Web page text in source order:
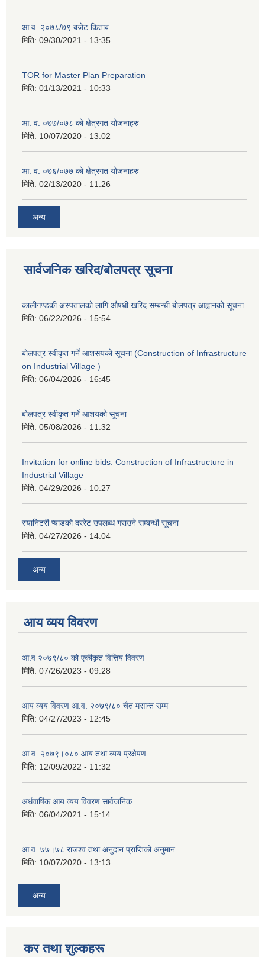
आ.व. २०७८/७९ बजेट किताब
मिति: 09/30/2021 - 13:35
TOR for Master Plan Preparation
मिति: 01/13/2021 - 10:33
आ. व. ०७७/०७८ को क्षेत्रगत योजनाहरु
मिति: 10/07/2020 - 13:02
आ. व. ०७६/०७७ को क्षेत्रगत योजनाहरु
मिति: 02/13/2020 - 11:26
अन्य
सार्वजनिक खरिद/बोलपत्र सूचना
कालीगण्डकी अस्पतालको लागि औषधी खरिद सम्बन्धी बोलपत्र आह्वानको सूचना
मिति: 06/22/2026 - 15:54
बोलपत्र स्वीकृत गर्ने आशसयको सूचना (Construction of Infrastructure
on Industrial Village )
मिति: 06/04/2026 - 16:45
बोलपत्र स्वीकृत गर्ने आशयको सूचना
मिति: 05/08/2026 - 11:32
Invitation for online bids: Construction of Infrastructure in
Industrial Village
मिति: 04/29/2026 - 10:27
स्यानिटरी प्याडको दररेट उपलब्ध गराउने सम्बन्धी सूचना
मिति: 04/27/2026 - 14:04
अन्य
आय व्यय विवरण
आ.व २०७९/८० को एकीकृत वित्तिय विवरण
मिति: 07/26/2023 - 09:28
आय व्यय विवरण आ.व. २०७९/८० चैत मसान्त सम्म
मिति: 04/27/2023 - 12:45
आ.व. २०७९।०८० आय तथा व्यय प्रक्षेपण
मिति: 12/09/2022 - 11:32
अर्धवार्षिक आय व्यय विवरण सार्वजनिक
मिति: 06/04/2021 - 15:14
आ.व. ७७।७८ राजश्व तथा अनुदान प्राप्तिको अनुमान
मिति: 10/07/2020 - 13:13
अन्य
कर तथा शुल्कहरू